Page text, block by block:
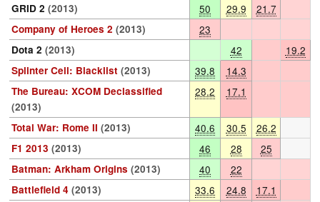
GRID 2 (2013) 50 29.9 21.7
Company of Heroes 2 (2013) 23
Dota 2 (2013) 42 19.2
Splinter Cell: Blacklist (2013) 39.8 14.3
The Bureau: XCOM Declassified
(2013)
28.2 17.1
Total War: Rome II (2013) 40.6 30.5 26.2
F1 2013 (2013) 46 28 25
Batman: Arkham Origins (2013) 40 22
Battlefield 4 (2013) 33.6 24.8 17.1